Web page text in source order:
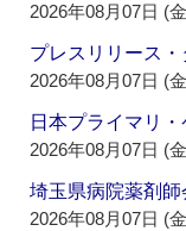
2026年08月07日 (
プレスリリース
2026年08月07日 (
日本プライマリ
2026年08月07日 (
埼玉県病院薬剤
2026年08月07日 (